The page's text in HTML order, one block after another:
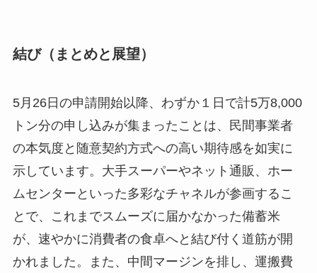
結び（まとめと展望）
5月26日の申請開始以降、わずか１日で計5万8,000
トン分の申し込みが集まったことは、民間事業者
の本気度と随意契約方式への高い期待感を如実に
示しています。大手スーパーやネット通販、ホー
ムセンターといった多彩なチャネルが参画するこ
とで、これまでスムーズに届かなかった備蓄米
が、速やかに消費者の食卓へと結び付く道筋が開
かれました。また、中間マージンを排し、運搬費